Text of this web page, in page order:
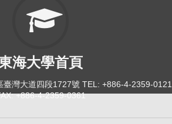
海大學首頁
臺灣大道四段1727號 TEL: +886-4-2359-0121
+886-4-2359-0361